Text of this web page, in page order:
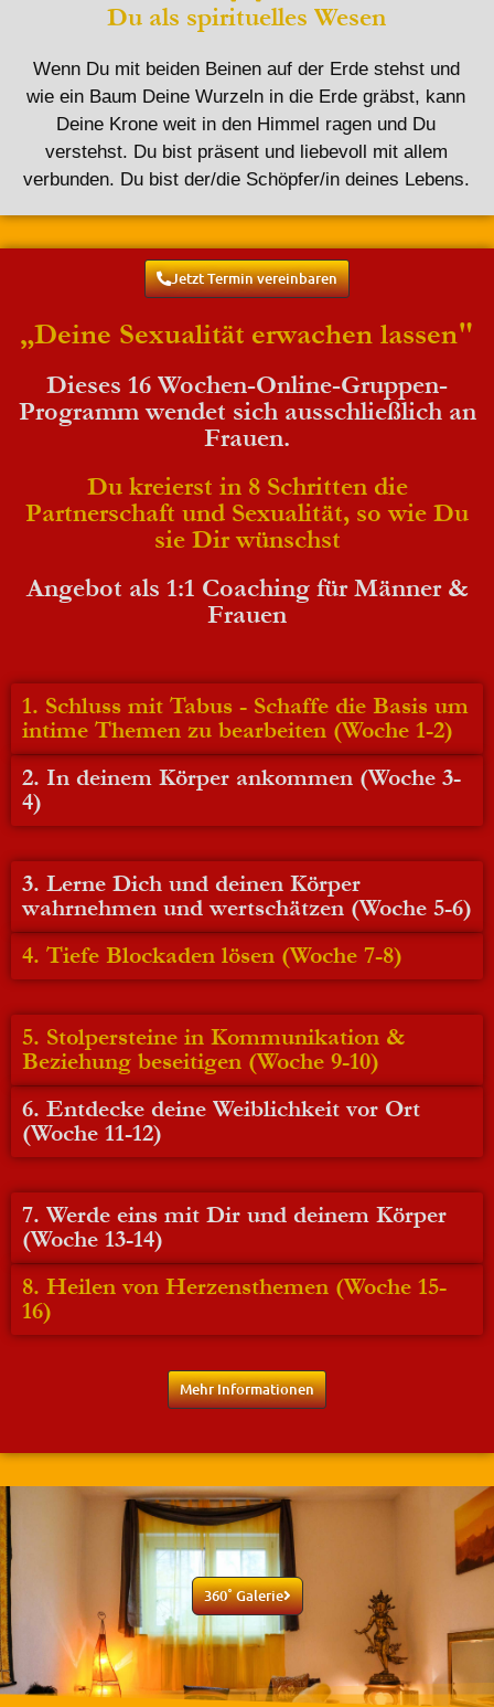
Du als spirituelles Wesen
Wenn Du mit beiden Beinen auf der Erde stehst und
wie ein Baum Deine Wurzeln in die Erde gräbst, kann
Deine Krone weit in den Himmel ragen und Du
verstehst. Du bist präsent und liebevoll mit allem
verbunden. Du bist der/die Schöpfer/in deines Lebens.
Jetzt Termin vereinbaren
„Deine Sexualität erwachen lassen"
Dieses 16 Wochen-Online-Gruppen-
Programm wendet sich ausschließlich an
Frauen.
Du kreierst in 8 Schritten die
Partnerschaft und Sexualität, so wie Du
sie Dir wünschst
Angebot als 1:1 Coaching für Männer &
Frauen
1. Schluss mit Tabus - Schaffe die Basis um
intime Themen zu bearbeiten (Woche 1-2)
2. In deinem Körper ankommen (Woche 3-
4)
3. Lerne Dich und deinen Körper
wahrnehmen und wertschätzen (Woche 5-6)
4. Tiefe Blockaden lösen (Woche 7-8)
5. Stolpersteine in Kommunikation &
Beziehung beseitigen (Woche 9-10)
6. Entdecke deine Weiblichkeit vor Ort
(Woche 11-12)
7. Werde eins mit Dir und deinem Körper
(Woche 13-14)
8. Heilen von Herzensthemen (Woche 15-
16)
Mehr Informationen
360˚ Galerie